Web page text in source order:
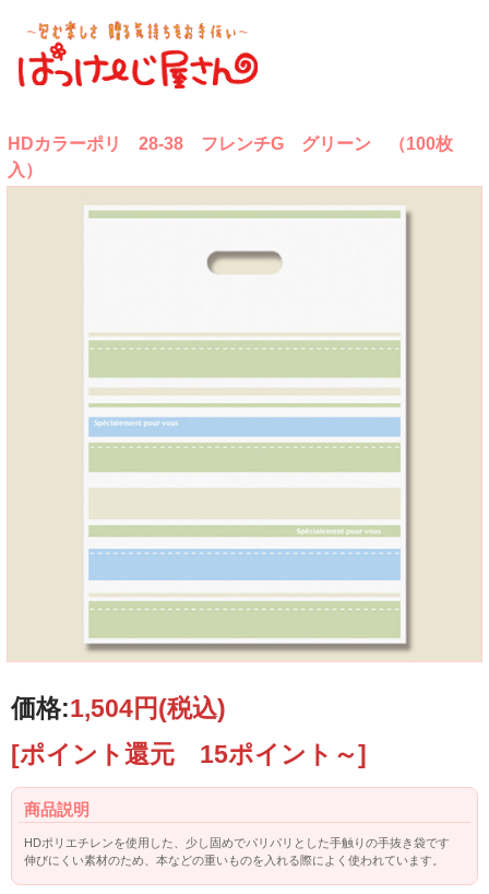
HDカラーポリ 28-38 フレンチG グリーン （100枚
入）
価格:1,504円(税込)
[ポイント還元 15ポイント～]
商品説明
HDポリエチレンを使用した、少し固めでパリパリとした手触りの手抜き袋です
伸びにくい素材のため、本などの重いものを入れる際によく使われています。